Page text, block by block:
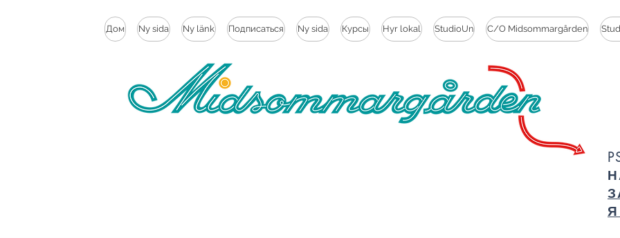
Дом Ny sida Ny länk Подписаться Ny sida Курсы Hyr lokal StudioUn C/O Midsommargården